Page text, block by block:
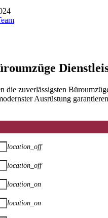
zuverlässigsten
Ausrüstung
location_off
location_off
location_on
location_on